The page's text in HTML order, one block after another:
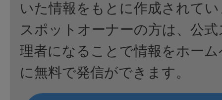
いた情報をもとに作成されて
スポットオーナーの方は、公
理者になることで情報をホー
に無料で発信ができます。